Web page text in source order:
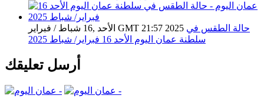
الأحد ,16 شباط / فبراير GMT 21:57 2025 حالة الطقس في
سلطنة عمان اليوم الأحد 16 فبراير/ شباط 2025
أرسل تعليقك